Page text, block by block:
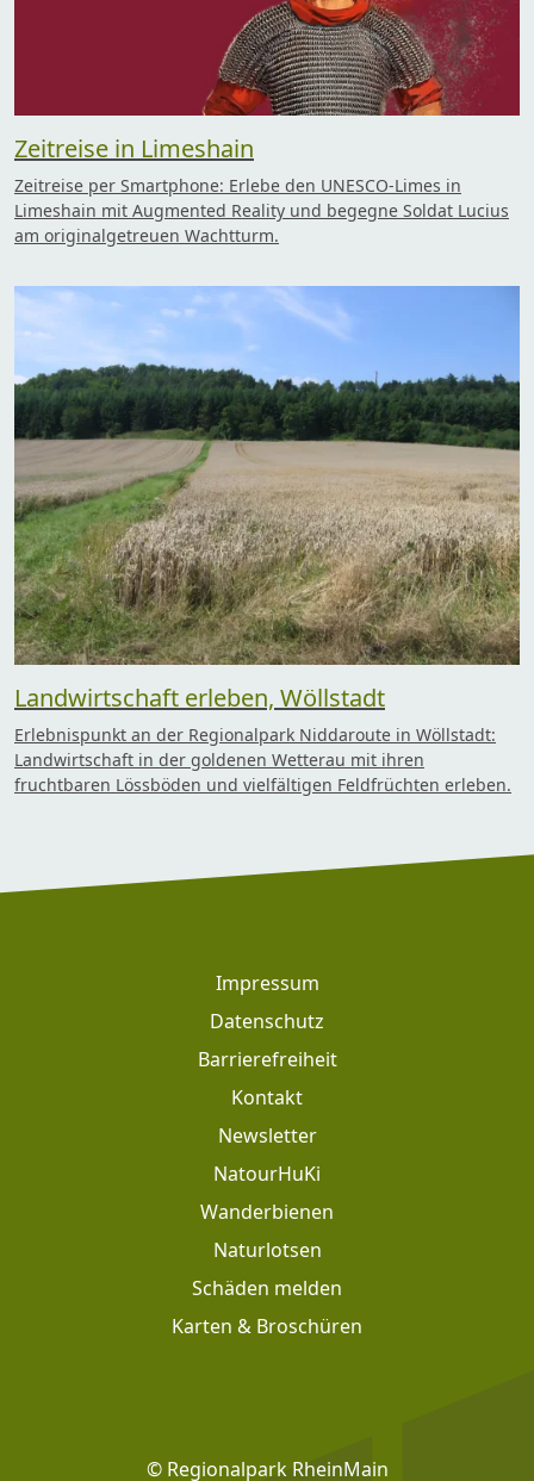
Zeitreise in Limeshain
Zeitreise per Smartphone: Erlebe den UNESCO-Limes in
Limeshain mit Augmented Reality und begegne Soldat Lucius
am originalgetreuen Wachtturm.
Landwirtschaft erleben, Wöllstadt
Erlebnispunkt an der Regionalpark Niddaroute in Wöllstadt:
Landwirtschaft in der goldenen Wetterau mit ihren
fruchtbaren Lössböden und vielfältigen Feldfrüchten erleben.
Footer: Meta Navigation
Impressum
Datenschutz
Barrierefreiheit
Kontakt
Newsletter
NatourHuKi
Wanderbienen
Naturlotsen
Schäden melden
Karten & Broschüren
© Regionalpark RheinMain